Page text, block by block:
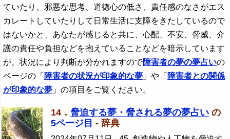
ていたり、邪悪な思考、道徳心の低さ、責任感のなさがエス
カレートしていたりして日常生活に支障をきたしているので
はないかと、あなたが感じると共に、心配、不安、脅威、介
護の責任や負担などを抱えていることなどを暗示しています
が、状況により判断が分かれますので障害者の夢の夢占いの
ページの「 障害者の状況が印象的な夢 」や「 障害者との関係
が印象的な夢 」の項目をご覧ください。
14． 脅迫する夢・脅される夢の夢占い の
5ページ目 - 辞典